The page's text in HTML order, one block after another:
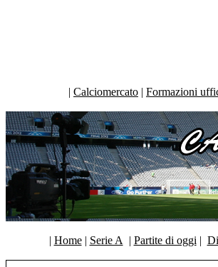
| Calciomercato | Formazioni
| Home| Serie A | Partite di oggi |